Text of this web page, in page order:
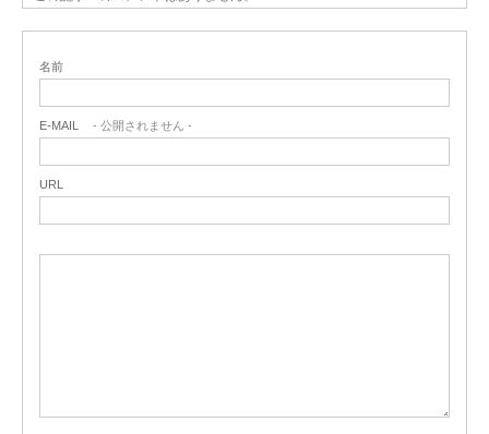
名前
E-MAIL - 公開されません -
URL